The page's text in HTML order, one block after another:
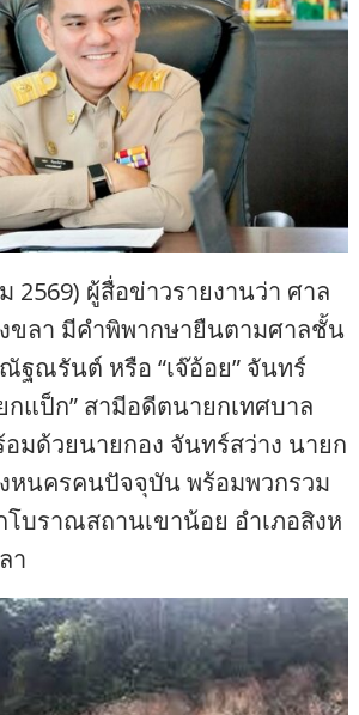
2569) ผู้สื่อข่าวรายงานว่า ศาล
ขลา มีคำพิพากษายืนตามศาลชั้น
ฐณรันต์ หรือ “เจ๊อ้อย” จันทร์
กแป็ก” สามีอดีตนายกเทศบาล
อมด้วยนายกอง จันทร์สว่าง นายก
หนครคนปัจจุบัน พร้อมพวกรวม
บราณสถานเขาน้อย อำเภอสิงห
า